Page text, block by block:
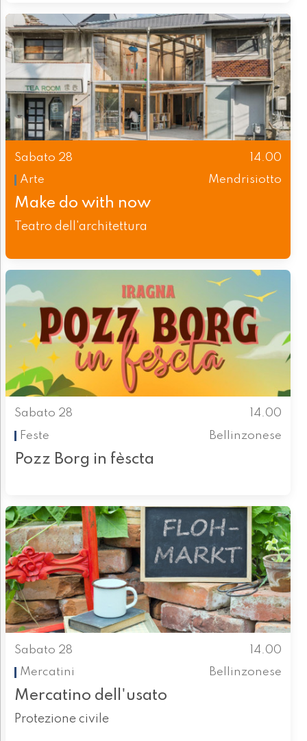
Sabato 28
14.00
Arte
Mendrisiotto
Make do with now
Teatro dell'architettura
Sabato 28
14.00
Feste
Bellinzonese
Pozz Borg in fèscta
Sabato 28
14.00
Mercatini
Bellinzonese
Mercatino dell'usato
Protezione civile